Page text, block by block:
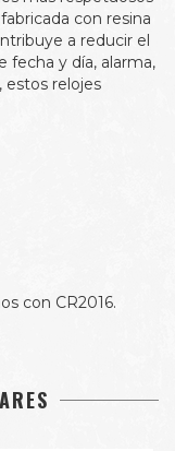
con resina
a reducir el
fecha y día, alarma,
estos relojes
con CR2016.